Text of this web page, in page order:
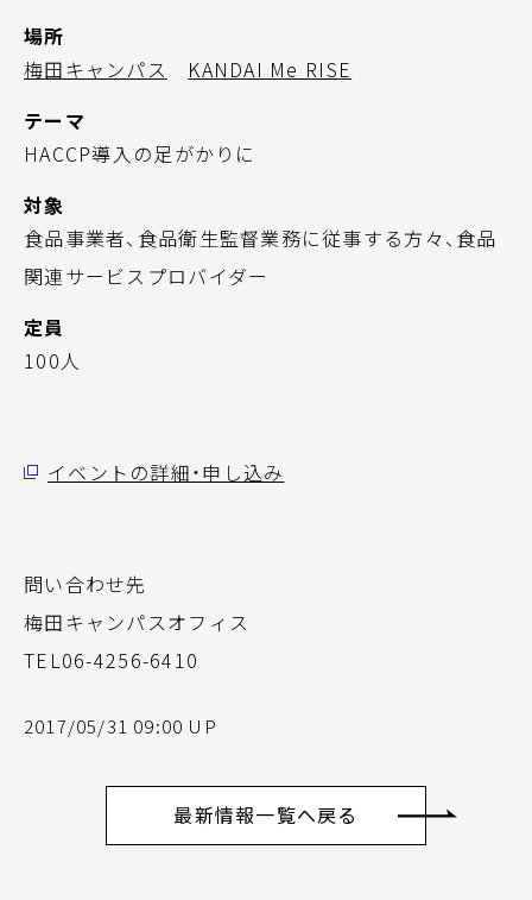
場所
梅田キャンパス
KANDAI Me RISE
テーマ
HACCP導入の足がかりに
対象
食品事業者、食品衛生監督業務に従事する方々、食品
関連サービスプロバイダー
定員
100人
イベントの詳細・申し込み
問い合わせ先
梅田キャンパスオフィス
TEL06-4256-6410
2017/05/31 09:00 UP
最新情報一覧へ戻る